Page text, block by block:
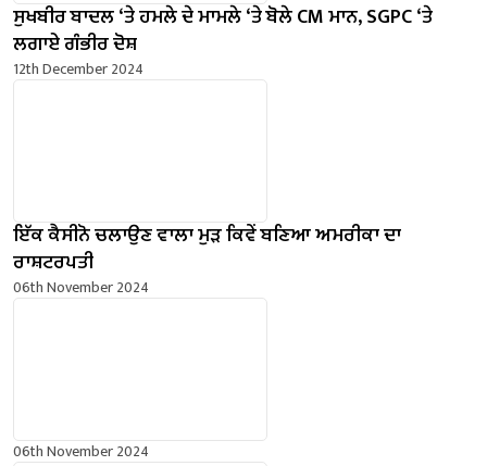
ਸੁਖਬੀਰ ਬਾਦਲ ‘ਤੇ ਹਮਲੇ ਦੇ ਮਾਮਲੇ ‘ਤੇ ਬੋਲੇ ​​CM ਮਾਨ, SGPC ‘ਤੇ
ਲਗਾਏ ਗੰਭੀਰ ਦੋਸ਼
12th December 2024
ਇੱਕ ਕੈਸੀਨੋ ਚਲਾਉਣ ਵਾਲਾ ਮੁੜ ਕਿਵੇਂ ਬਣਿਆ ਅਮਰੀਕਾ ਦਾ
ਰਾਸ਼ਟਰਪਤੀ
06th November 2024
06th November 2024